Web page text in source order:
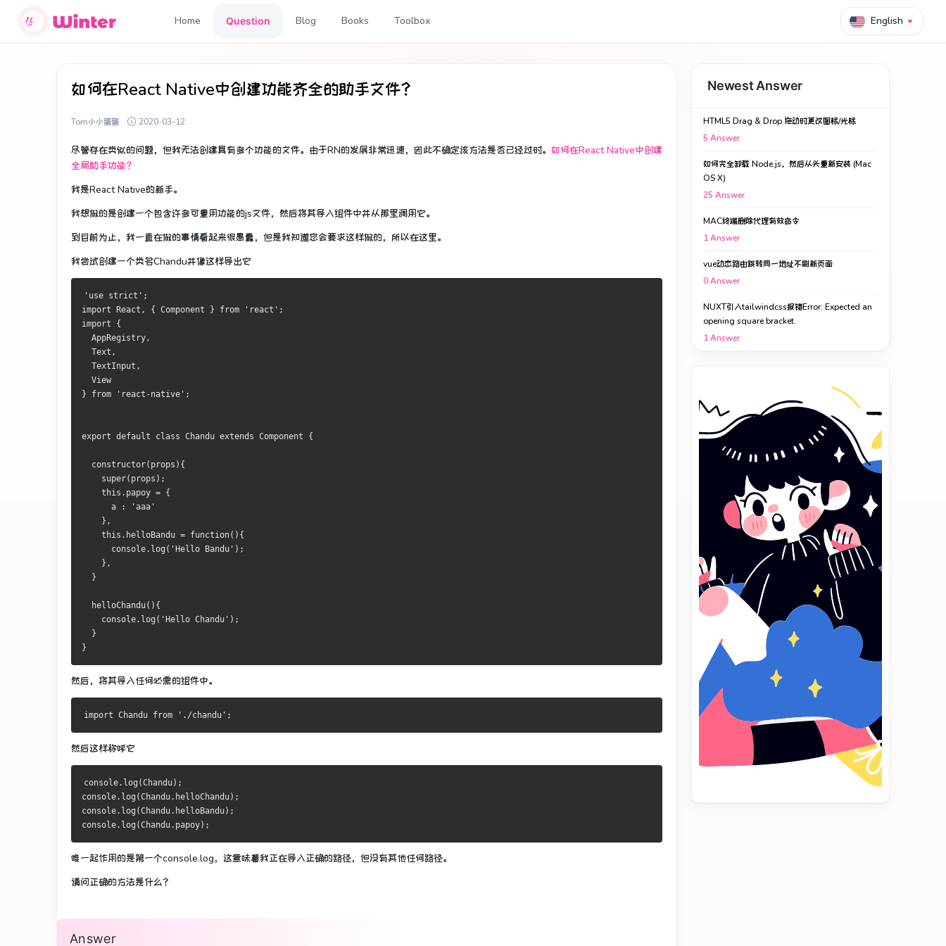
Home Question Blog Books Toolbox English
如何在React Native中创建功能齐全的助手文件？
Tom小小蛋蛋 2020-03-12
尽管存在类似的问题，但我无法创建具有多个功能的文件。 由于RN的发展非常迅速，因此不确定该方法是否已经过时。 如何在React Native中创建
全局助手功能？
我是React Native的新手。
我想做的是创建一个包含许多可重用功能的js文件，然后将其导入组件中并从那里调用它。
到目前为止，我一直在做的事情看起来很愚蠢，但是我知道您会要求这样做的，所以在这里。
我尝试创建一个类名Chandu并像这样导出它
'use strict';
import React, { Component } from 'react';
import {
  AppRegistry,
  Text,
  TextInput,
  View
} from 'react-native';
export default class Chandu extends Component {
  constructor(props){
    super(props);
    this.papoy = {
      a : 'aaa'
    },
    this.helloBandu = function(){
      console.log('Hello Bandu');
    },
  }
  helloChandu(){
    console.log('Hello Chandu');
  }
}
然后，将其导入任何必需的组件中。
然后这样称呼它
console.log(Chandu);
console.log(Chandu.helloChandu);
console.log(Chandu.helloBandu);
console.log(Chandu.papoy);
唯一起作用的是第一个console.log，这意味着我正在导入正确的路径，但没有其他任何路径。
请问正确的方法是什么？
Answer
Newest Answer
HTML5 Drag & Drop 拖动时更改图标/光标
5 Answer
如何完全卸载 Node.js，然后从头重新安装 (Mac
OS X)
25 Answer
MAC终端删除代理有效命令
1Answer
vue动态路由跳转同一地址不刷新页面
0Answer
NUXT引入tailwindcss报错Error: Expected an
opening square bracket.
1Answer